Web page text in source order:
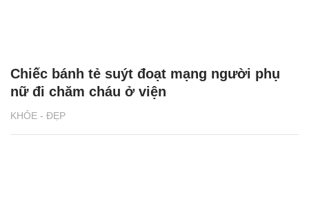
KHỎE - ĐẸP
Chiếc bánh tẻ suýt đoạt mạng người phụ
nữ đi chăm cháu ở viện